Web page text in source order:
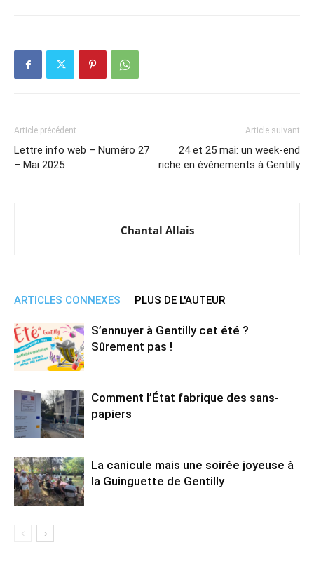
Article précédent
Lettre info web – Numéro 27
– Mai 2025
Article suivant
24 et 25 mai: un week-end
riche en événements à Gentilly
Chantal Allais
ARTICLES CONNEXES PLUS DE L'AUTEUR
S’ennuyer à Gentilly cet été ?
Sûrement pas !
Comment l’État fabrique des sans-
papiers
La canicule mais une soirée joyeuse à
la Guinguette de Gentilly